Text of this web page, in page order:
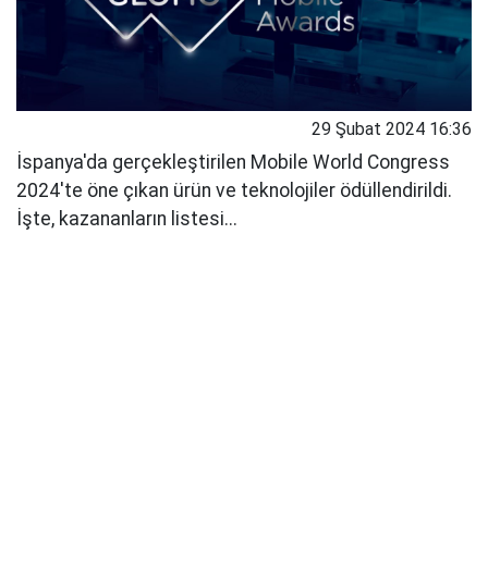
29 Şubat 2024 16:36
İspanya'da gerçekleştirilen Mobile World Congress
2024'te öne çıkan ürün ve teknolojiler ödüllendirildi.
İşte, kazananların listesi...